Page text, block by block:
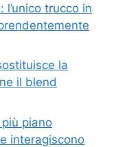
trucco in
la
il blend
piano
interagiscono